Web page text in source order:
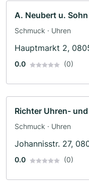
A. Neubert u.
Schmuck · Uhren
Hauptmarkt 2,
0.0 (0)
Richter Uhren-
Schmuck · Uhren
Johannisstr. 27,
0.0 (0)